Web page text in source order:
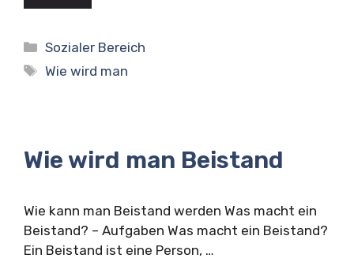
Kategorien
Sozialer Bereich
Schlagwörter
Wie wird man
Wie wird man Beistand
Wie kann man Beistand werden Was macht ein
Beistand? – Aufgaben Was macht ein Beistand?
Ein Beistand ist eine Person, …